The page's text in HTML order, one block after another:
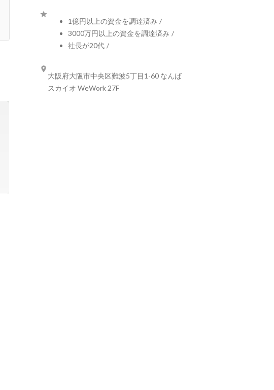
1億円以上の資金を調達済み /
3000万円以上の資金を調達済み /
社長が20代 /
大阪府大阪市中央区難波5丁目1-60 なんば
スカイオ WeWork 27F